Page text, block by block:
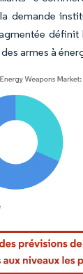
demande
définit
armes à
La réutilisation